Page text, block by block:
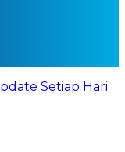
Setiap Hari